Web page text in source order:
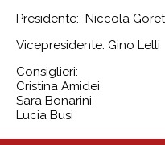
Presidente: Niccola
Vicepresidente: Gino Lelli
Consiglieri:
Cristina Amidei
Sara Bonarini
Lucia Busi